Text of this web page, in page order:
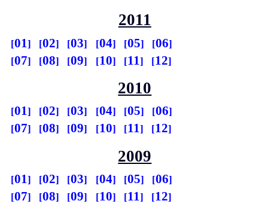
2011
01 02 03 04 05
06
07
08 09 10 11 12
2010
01 02 03 04 05
06
07
08 09 10 11 12
2009
01 02 03 04 05
06
07
08 09 10 11 12